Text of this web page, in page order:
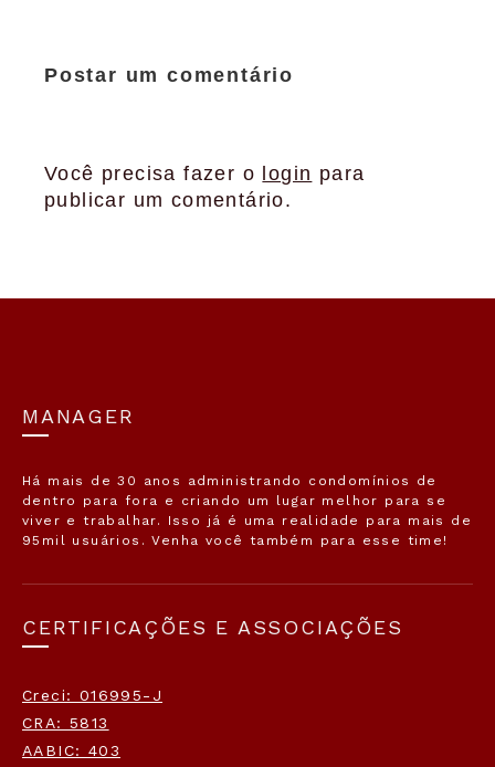
Postar um comentário
Você precisa fazer o login para
publicar um comentário.
MANAGER
Há mais de 30 anos administrando condomínios de
dentro para fora e criando um lugar melhor para se
viver e trabalhar. Isso já é uma realidade para mais de
95mil usuários. Venha você também para esse time!
CERTIFICAÇÕES E ASSOCIAÇÕES
Creci: 016995-J
CRA: 5813
AABIC: 403